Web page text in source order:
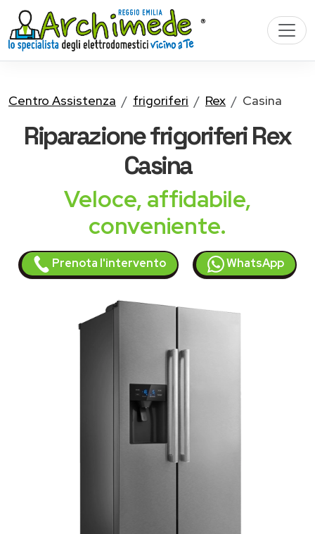
Centro Assistenza frigoriferi Rex Casina
Riparazionefrigoriferi Rex
Casina
Veloce, affidabile,
conveniente.
Prenota l'intervento WhatsApp